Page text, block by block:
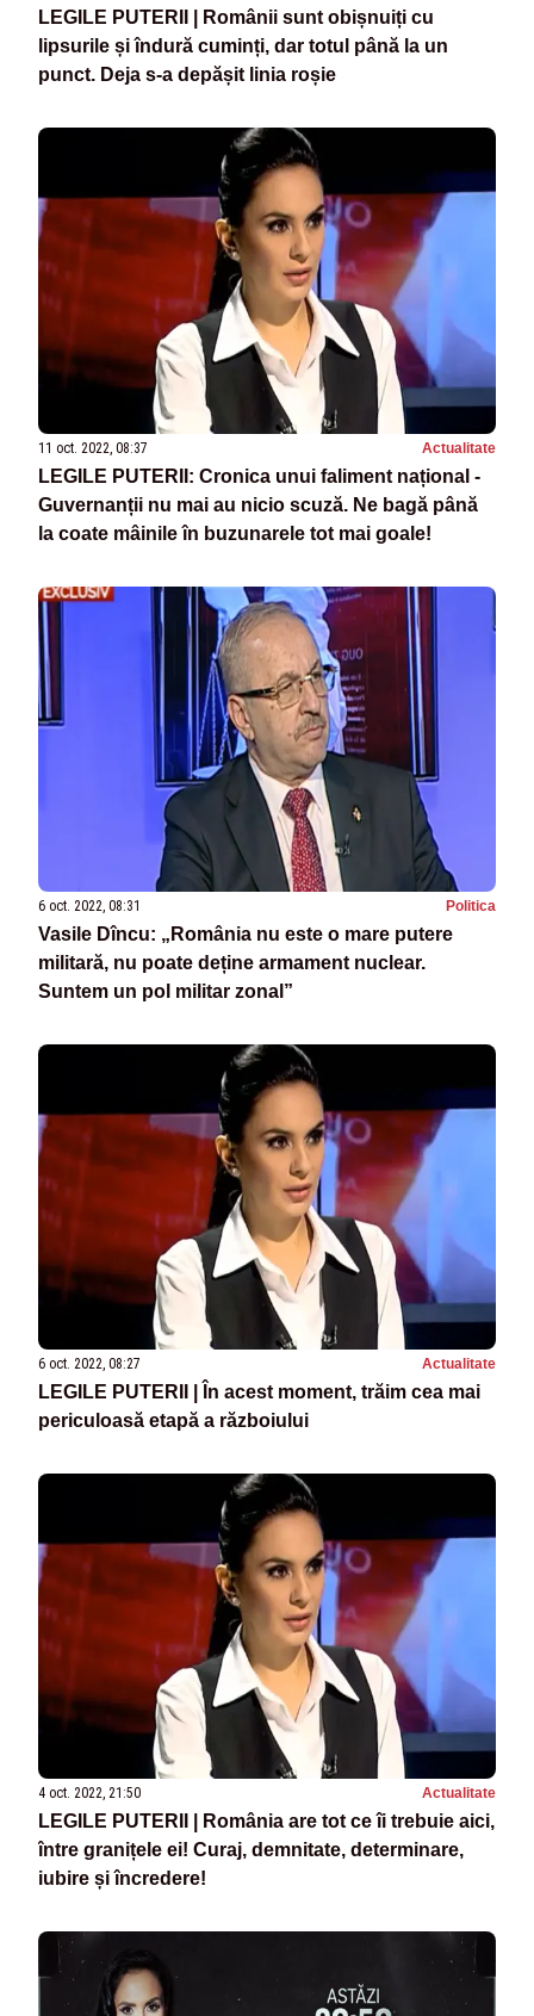
LEGILE PUTERII | Românii sunt obișnuiți cu
lipsurile și îndură cuminți, dar totul până la un
punct. Deja s-a depășit linia roșie
11 oct. 2022, 08:37 Actualitate
LEGILE PUTERII: Cronica unui faliment național -
Guvernanții nu mai au nicio scuză. Ne bagă până
la coate mâinile în buzunarele tot mai goale!
6 oct. 2022, 08:31 Politica
Vasile Dîncu: „România nu este o mare putere
militară, nu poate deține armament nuclear.
Suntem un pol militar zonal”
6 oct. 2022, 08:27 Actualitate
LEGILE PUTERII | În acest moment, trăim cea mai
periculoasă etapă a războiului
4 oct. 2022, 21:50 Actualitate
LEGILE PUTERII | România are tot ce îi trebuie aici,
între granițele ei! Curaj, demnitate, determinare,
iubire și încredere!